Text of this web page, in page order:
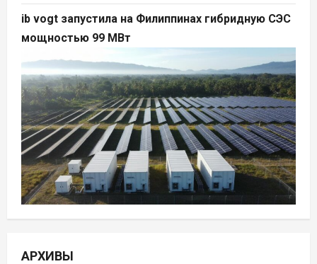
ib vogt запустила на Филиппинах гибридную СЭС
мощностью 99 МВт
АРХИВЫ